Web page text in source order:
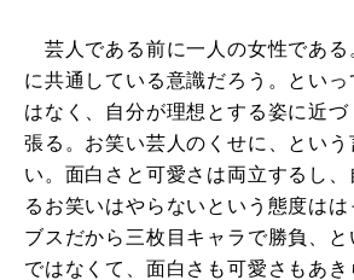
芸人である前に一人の女性である
に共通している意識だろう。とい
はなく、自分が理想とする姿に近
張る。お笑い芸人のくせに、とい
い。面白さと可愛さは両立するし
るお笑いはやらないという態度はは
ブスだから三枚目キャラで勝負、
ではなくて、面白さも可愛さもあき